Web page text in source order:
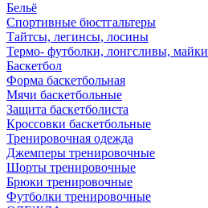
Бельё
Спортивные бюстгальтеры
Тайтсы, легинсы, лосины
Термо- футболки, лонгсливы, майки
Баскетбол
Форма баскетбольная
Мячи баскетбольные
Защита баскетболиста
Кроссовки баскетбольные
Тренировочная одежда
Джемперы тренировочные
Шорты тренировочные
Брюки тренировочные
Футболки тренировочные